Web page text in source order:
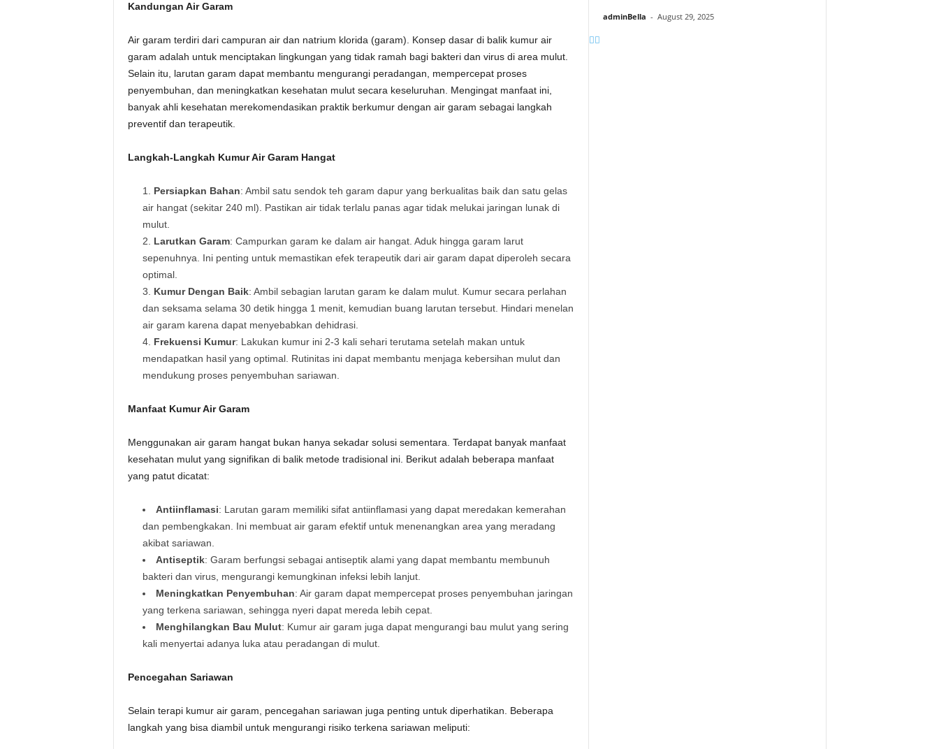
Kandungan Air Garam
Air garam terdiri dari campuran air dan natrium klorida (garam). Konsep dasar di balik kumur air
garam adalah untuk menciptakan lingkungan yang tidak ramah bagi bakteri dan virus di area mulut.
Selain itu, larutan garam dapat membantu mengurangi peradangan, mempercepat proses
penyembuhan, dan meningkatkan kesehatan mulut secara keseluruhan. Mengingat manfaat ini,
banyak ahli kesehatan merekomendasikan praktik berkumur dengan air garam sebagai langkah
preventif dan terapeutik.
Langkah-Langkah Kumur Air Garam Hangat
Persiapkan Bahan: Ambil satu sendok teh garam dapur yang berkualitas baik dan satu gelas
air hangat (sekitar 240 ml). Pastikan air tidak terlalu panas agar tidak melukai jaringan lunak di
mulut.
Larutkan Garam: Campurkan garam ke dalam air hangat. Aduk hingga garam larut
sepenuhnya. Ini penting untuk memastikan efek terapeutik dari air garam dapat diperoleh secara
optimal.
Kumur Dengan Baik: Ambil sebagian larutan garam ke dalam mulut. Kumur secara perlahan
dan seksama selama 30 detik hingga 1 menit, kemudian buang larutan tersebut. Hindari menelan
air garam karena dapat menyebabkan dehidrasi.
Frekuensi Kumur: Lakukan kumur ini 2-3 kali sehari terutama setelah makan untuk
mendapatkan hasil yang optimal. Rutinitas ini dapat membantu menjaga kebersihan mulut dan
mendukung proses penyembuhan sariawan.
Manfaat Kumur Air Garam
Menggunakan air garam hangat bukan hanya sekadar solusi sementara. Terdapat banyak manfaat
kesehatan mulut yang signifikan di balik metode tradisional ini. Berikut adalah beberapa manfaat
yang patut dicatat:
Antiinflamasi: Larutan garam memiliki sifat antiinflamasi yang dapat meredakan kemerahan
dan pembengkakan. Ini membuat air garam efektif untuk menenangkan area yang meradang
akibat sariawan.
Antiseptik: Garam berfungsi sebagai antiseptik alami yang dapat membantu membunuh
bakteri dan virus, mengurangi kemungkinan infeksi lebih lanjut.
Meningkatkan Penyembuhan: Air garam dapat mempercepat proses penyembuhan jaringan
yang terkena sariawan, sehingga nyeri dapat mereda lebih cepat.
Menghilangkan Bau Mulut: Kumur air garam juga dapat mengurangi bau mulut yang sering
kali menyertai adanya luka atau peradangan di mulut.
Pencegahan Sariawan
Selain terapi kumur air garam, pencegahan sariawan juga penting untuk diperhatikan. Beberapa
langkah yang bisa diambil untuk mengurangi risiko terkena sariawan meliputi:
adminBella - August 29, 2025